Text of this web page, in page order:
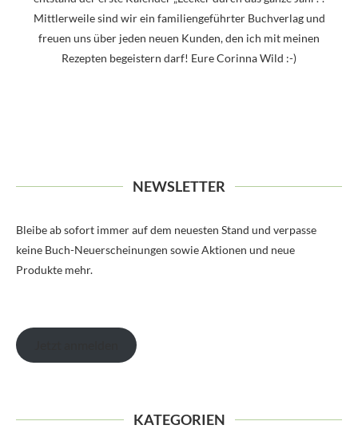
Mittlerweile sind wir ein familiengeführter Buchverlag und
freuen uns über jeden neuen Kunden, den ich mit meinen
Rezepten begeistern darf! Eure Corinna Wild :-)
NEWSLETTER
Bleibe ab sofort immer auf dem neuesten Stand und verpasse
keine Buch-Neuerscheinungen sowie Aktionen und neue
Produkte mehr.
KATEGORIEN